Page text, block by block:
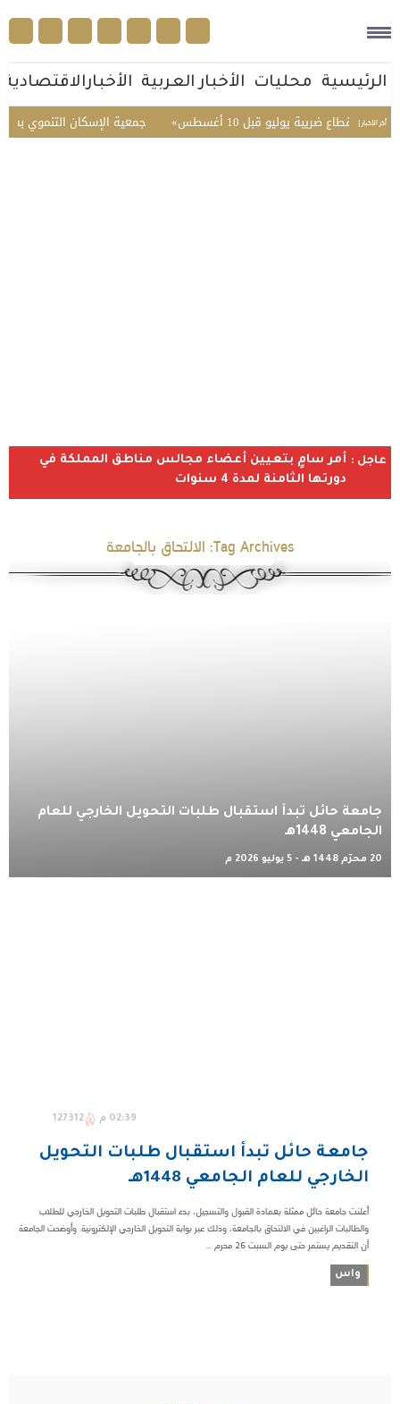
الرئيسية محليات الأخبار العربية الأخبارالاقتصادية
أخر الأخبار | جمعية الإسكان التنموي بفيضة أثقب تحقق ضريبة يوليو قبل 10 أغسطس
عاجل : أمر سامٍ بتعيين أعضاء مجالس مناطق المملكة في
دورتها الثامنة لمدة 4 سنوات
Tag Archives: الالتحاق بالجامعة
جامعة حائل تبدأ استقبال طلبات التحويل الخارجي للعام
الجامعي 1448هـ
20 محرّم 1448 هـ - 5 يوليو 2026 م
02:39 م 127312
جامعة حائل تبدأ استقبال طلبات التحويل
الخارجي للعام الجامعي 1448هـ
أعلنت جامعة حائل ممثلة بعمادة القبول والتسجيل، بدء استقبال طلبات التحويل الخارجي للطلاب
والطالبات الراغبين في الالتحاق بالجامعة، وذلك عبر بوابة التحويل الخارجي الإلكترونية. وأوضحت الجامعة
أن التقديم يستمر حتى يوم السبت 26 محرم ...
واس